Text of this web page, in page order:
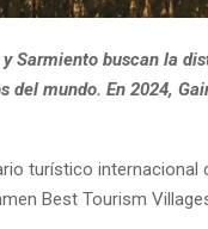
Sarmiento buscan la
del mundo. En 2024,
turístico internacional
Best Tourism